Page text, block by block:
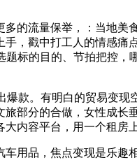
的流量保举，：当地美
，戳中打工人的情感痛
标的目的、节拍把控，
款。有明白的贸易变现
部分的合做，女性成长
内容平台，用一个租房
品，焦点变现是乐趣